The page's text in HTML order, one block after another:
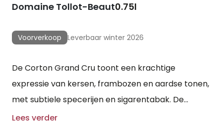
Domaine Tollot-Beaut0.75l
Voorverkoop Leverbaar winter 2026
De Corton Grand Cru toont een krachtige
expressie van kersen, frambozen en aardse tonen,
met subtiele specerijen en sigarentabak. De
tanninen zijn van hoge kwaliteit en mooi in balans
Lees verder